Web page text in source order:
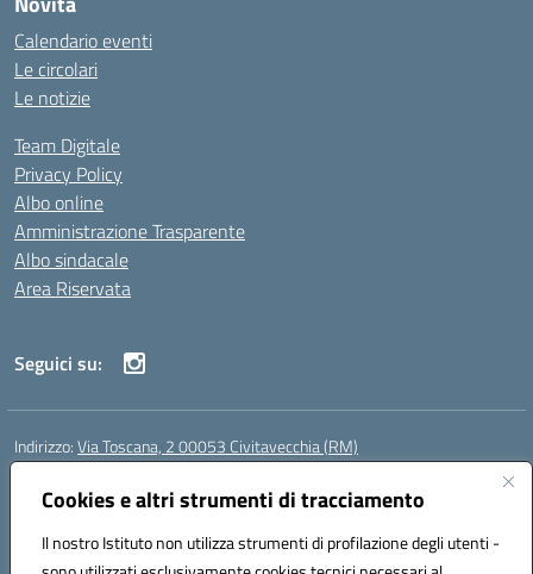
Cookies e altri strumenti di tracciamento
Il nostro Istituto non utilizza strumenti di profilazione degli utenti -
Calendario eventi
Le circolari
Le notizie
Team Digitale
Privacy Policy
Albo online
Amministrazione Trasparente
Albo sindacale
Area Riservata
Seguici su:
Indirizzo:Via Toscana, 2 00053 Civitavecchia (RM)
Centralino:
Posta elettronica certificata (PEC):rmic8b900g@pec.istruzione.it
Codice fiscale: 91038380589
Codice meccanografico:RMIC8B900G